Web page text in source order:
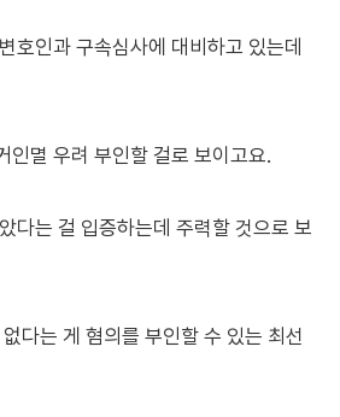
호인과 구속심사에 대비하고 있는데
인멸 우려 부인할 걸로 보이고요.
다는 걸 입증하는데 주력할 것으로 보
다는 게 혐의를 부인할 수 있는 최선